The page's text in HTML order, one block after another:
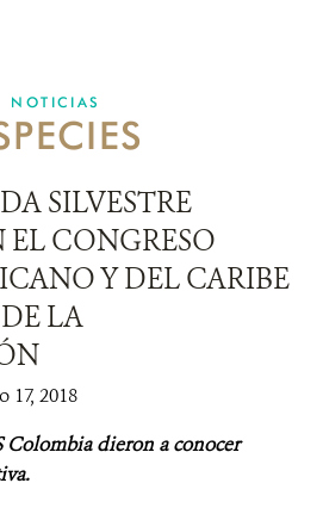
ESTRATÉGICOS
DE ACCIÓN
MICROSITIOS
NOTICIAS
WCS VISUAL
NOTICIAS
SILVESTRE
EL CONGRESO
Y DEL CARIBE
LA
17, 2018
Colombiadieron a conocer